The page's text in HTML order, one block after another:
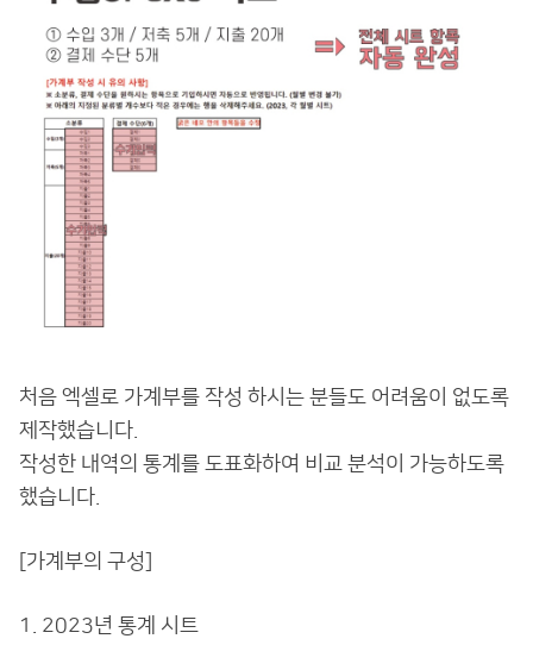
처음 엑셀로 가계부를 작성 하시는 분들도 어려움이 없도록
제작했습니다.
작성한 내역의 통계를 도표화하여 비교 분석이 가능하도록
했습니다.
[가계부의 구성]
1. 2023년 통계 시트